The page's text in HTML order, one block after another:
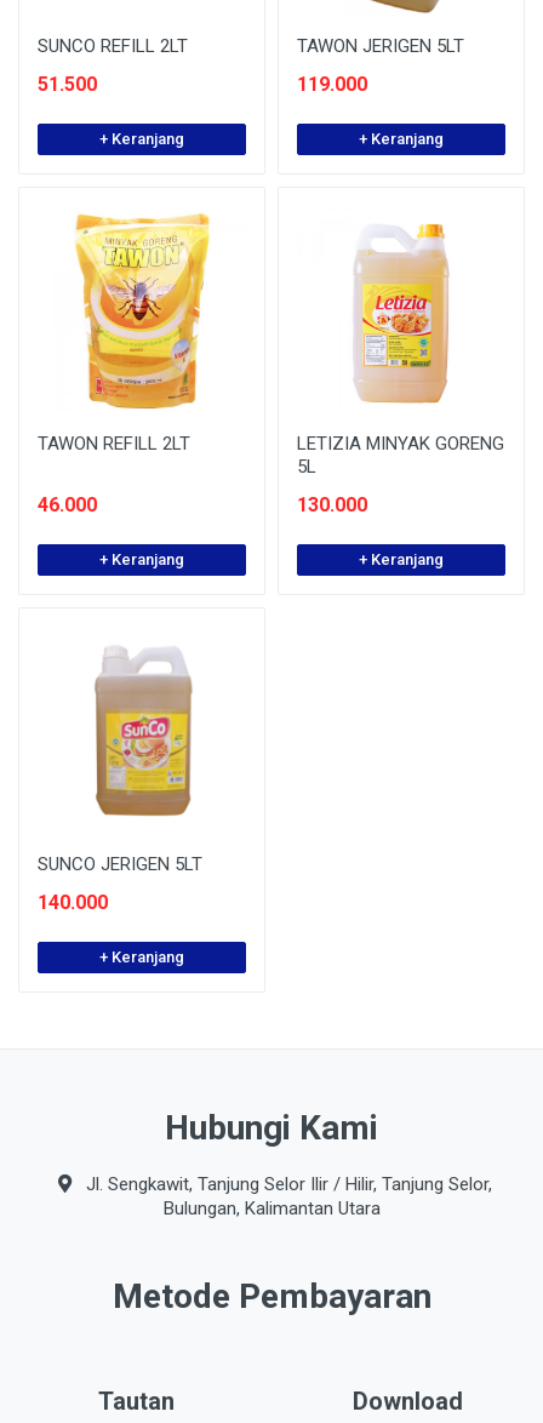
SUNCO REFILL 2LT
51.500
+ Keranjang
TAWON JERIGEN 5LT
119.000
+ Keranjang
TAWON REFILL 2LT
46.000
+ Keranjang
LETIZIA MINYAK GORENG
5L
130.000
+ Keranjang
SUNCO JERIGEN 5LT
140.000
+ Keranjang
Hubungi Kami
Jl. Sengkawit, Tanjung Selor Ilir / Hilir, Tanjung Selor,
Bulungan, Kalimantan Utara
Metode Pembayaran
Tautan Download